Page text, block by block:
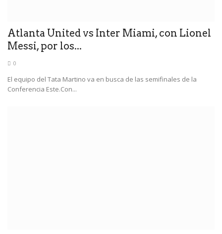
Atlanta United vs Inter Miami, con Lionel
Messi, por los...
0
El equipo del Tata Martino va en busca de las semifinales de la
Conferencia Este.Con...